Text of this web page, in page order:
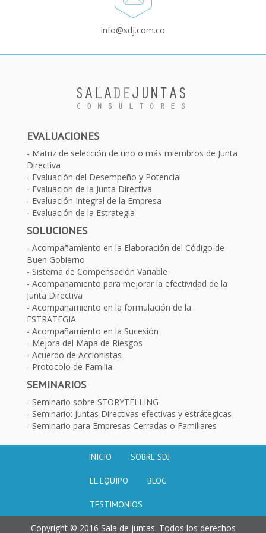
info@sdj.com.co
EVALUACIONES
Matriz de selección de uno o más miembros de Junta
Directiva
Evaluación del Desempeño y Potencial
Evaluacion de la Junta Directiva
Evaluación Integral de la Empresa
Evaluación de la Estrategia
SOLUCIONES
Acompañamiento en la Elaboración del Código de
Buen Gobierno
Sistema de Compensación Variable
Acompañamiento para mejorar la efectividad de la
Junta Directiva
Acompañamiento en la formulación de la
ESTRATEGIA
Acompañamiento en la Sucesión
Mejora del Mapa de Riesgos
Acuerdo de Accionistas
Protocolo de Familia
SEMINARIOS
Seminario sobre STORYTELLING
Seminario: Juntas Directivas efectivas y estrátegicas
Seminario para Empresas Cerradas o Familiares
INICIO SOBRE SDJ
EL EQUIPO BLOG
TESTIMONIOS
Copyright © 2016 Sala de juntas. Todos los derechos